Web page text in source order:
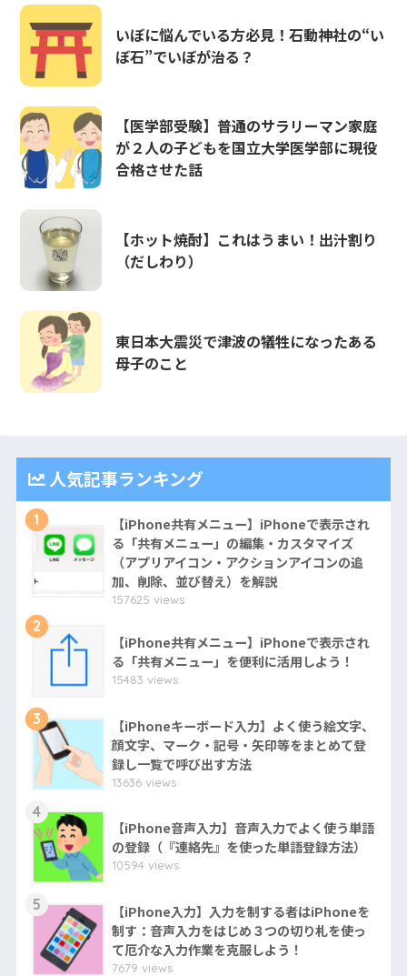
いぼに悩んでいる方必見！石動神社の“い
ぼ石”でいぼが治る？
【医学部受験】普通のサラリーマン家庭
が２人の子どもを国立大学医学部に現役
合格させた話
【ホット焼酎】これはうまい！出汁割り
（だしわり）
東日本大震災で津波の犠牲になったある
母子のこと
人気記事ランキング
1
【iPhone共有メニュー】iPhoneで表示され
る「共有メニュー」の編集・カスタマイズ
（アプリアイコン・アクションアイコンの追
加、削除、並び替え）を解説
157625 views
2
【iPhone共有メニュー】iPhoneで表示され
る「共有メニュー」を便利に活用しよう！
15483 views
3
【iPhoneキーボード入力】よく使う絵文字、
顔文字、マーク・記号・矢印等をまとめて登
録し一覧で呼び出す方法
13636 views
4
【iPhone音声入力】音声入力でよく使う単語
の登録（『連絡先』を使った単語登録方法）
10594 views
5
【iPhone入力】入力を制する者はiPhoneを
制す：音声入力をはじめ３つの切り札を使っ
て厄介な入力作業を克服しよう！
7679 views